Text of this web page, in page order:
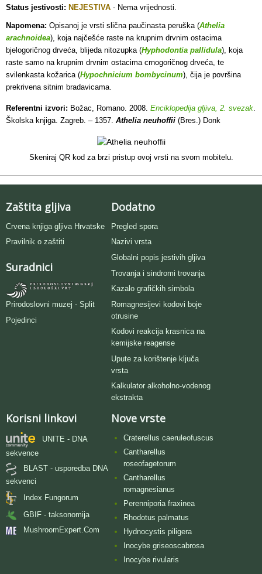
Status jestivosti: NEJESTIVA - Nema vrijednosti.
Napomena: Opisanoj je vrsti slična paučinasta peruška (Athelia
arachnoidea), koja najčešće raste na krupnim drvnim ostacima
bjelogoričnog drveća, blijeda nitozupka (Hyphodontia pallidula), koja
raste samo na krupnim drvnim ostacima crnogoričnog drveća, te
svilenkasta kožarica (Hypochnicium bombycinum), čija je površina
prekrivena sitnim bradavicama.
Referentni izvori: Božac, Romano. 2008. Enciklopedija gljiva, 2. svezak.
Školska knjiga. Zagreb. – 1357. Athelia neuhoffii (Bres.) Donk
Skeniraj QR kod za brzi pristup ovoj vrsti na svom mobitelu.
Zaštita gljiva
Crvena knjiga gljiva Hrvatske
Pravilnik o zaštiti
Suradnici
Prirodoslovni muzej - Split
Pojedinci
Dodatno
Pregled spora
Nazivi vrsta
Globalni popis jestivih gljiva
Trovanja i sindromi trovanja
Kazalo grafičkih simbola
Romagnesijevi kodovi boje
otrusine
Kodovi reakcija krasnica na
kemijske reagense
Upute za korištenje ključa
vrsta
Kalkulator alkoholno-vodenog
ekstrakta
Korisni linkovi
UNITE - DNA
sekvence
BLAST - usporedba DNA
sekvenci
Index Fungorum
GBIF - taksonomija
MushroomExpert.Com
Nove vrste
Craterellus caeruleofuscus
Cantharellus
roseofagetorum
Cantharellus
romagnesianus
Perenniporia fraxinea
Rhodotus palmatus
Hydnocystis piligera
Inocybe griseoscabrosa
Inocybe rivularis